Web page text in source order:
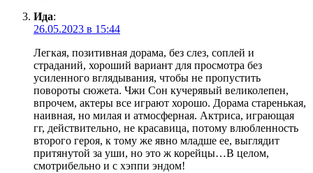
Ида:
26.05.2023 в 15:44
Легкая, позитивная дорама, без слез, соплей и
страданий, хороший вариант для просмотра без
усиленного вглядывания, чтобы не пропустить
повороты сюжета. Чжи Сон кучерявый великолепен,
впрочем, актеры все играют хорошо. Дорама старенькая,
наивная, но милая и атмосферная. Актриса, играющая
гг, действительно, не красавица, потому влюбленность
второго героя, к тому же явно младше ее, выглядит
притянутой за уши, но это ж корейцы…В целом,
смотрибельно и с хэппи эндом!